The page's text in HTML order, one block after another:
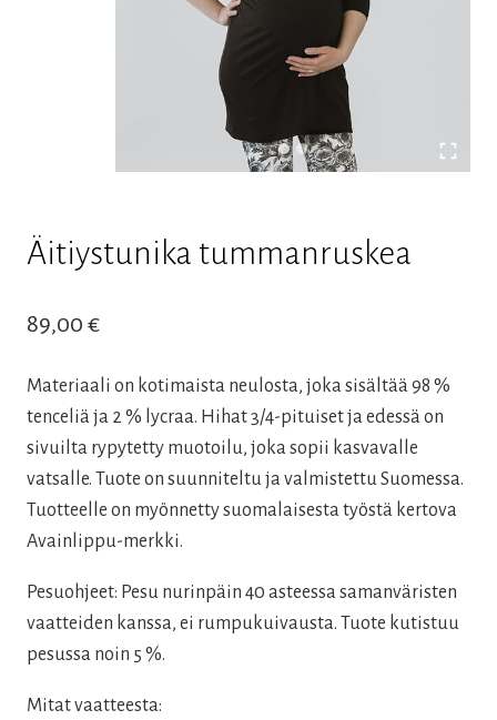
Äitiystunika tummanruskea
89,00 €
Materiaali on kotimaista neulosta, joka sisältää 98 %
tenceliä ja 2 % lycraa. Hihat 3/4-pituiset ja edessä on
sivuilta rypytetty muotoilu, joka sopii kasvavalle
vatsalle. Tuote on suunniteltu ja valmistettu Suomessa.
Tuotteelle on myönnetty suomalaisesta työstä kertova
Avainlippu-merkki.
Pesuohjeet: Pesu nurinpäin 40 asteessa samanväristen
vaatteiden kanssa, ei rumpukuivausta. Tuote kutistuu
pesussa noin 5 %.
Mitat vaatteesta: